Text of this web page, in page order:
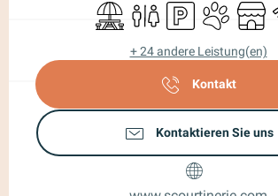
Picknickplatz
ToilettenParkplatzTiere erlaubt
Shop
+ 24 andere Leistung(en)
Kontakt
Kontaktieren Sie uns